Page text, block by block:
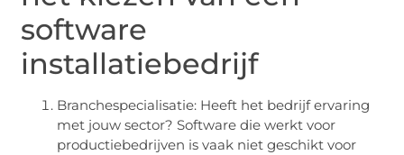
software
installatiebedrijf
Branchespecialisatie: Heeft het bedrijf ervaring
met jouw sector? Software die werkt voor
productiebedrijven is vaak niet geschikt voor